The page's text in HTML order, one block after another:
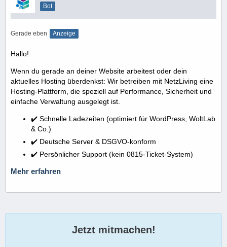
Bot
Gerade eben Anzeige
Hallo!
Wenn du gerade an deiner Website arbeitest oder dein
aktuelles Hosting überdenkst: Wir betreiben mit NetzLiving eine
Hosting-Plattform, die speziell auf Performance, Sicherheit und
einfache Verwaltung ausgelegt ist.
✔️ Schnelle Ladezeiten (optimiert für WordPress, WoltLab
& Co.)
✔️ Deutsche Server & DSGVO-konform
✔️ Persönlicher Support (kein 0815-Ticket-System)
Mehr erfahren
Jetzt mitmachen!